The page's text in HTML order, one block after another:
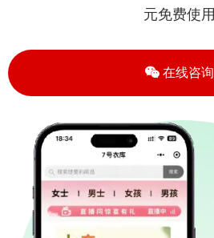
元免费使用
在线咨询